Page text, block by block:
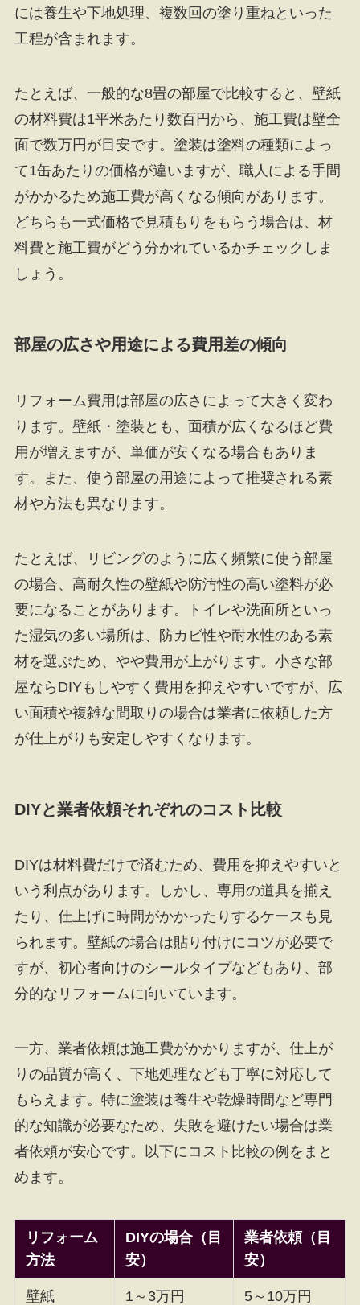
には養生や下地処理、複数回の塗り重ねといった
工程が含まれます。
たとえば、一般的な8畳の部屋で比較すると、壁紙
の材料費は1平米あたり数百円から、施工費は壁全
面で数万円が目安です。塗装は塗料の種類によっ
て1缶あたりの価格が違いますが、職人による手間
がかかるため施工費が高くなる傾向があります。
どちらも一式価格で見積もりをもらう場合は、材
料費と施工費がどう分かれているかチェックしま
しょう。
部屋の広さや用途による費用差の傾向
リフォーム費用は部屋の広さによって大きく変わ
ります。壁紙・塗装とも、面積が広くなるほど費
用が増えますが、単価が安くなる場合もありま
す。また、使う部屋の用途によって推奨される素
材や方法も異なります。
たとえば、リビングのように広く頻繁に使う部屋
の場合、高耐久性の壁紙や防汚性の高い塗料が必
要になることがあります。トイレや洗面所といっ
た湿気の多い場所は、防カビ性や耐水性のある素
材を選ぶため、やや費用が上がります。小さな部
屋ならDIYもしやすく費用を抑えやすいですが、広
い面積や複雑な間取りの場合は業者に依頼した方
が仕上がりも安定しやすくなります。
DIYと業者依頼それぞれのコスト比較
DIYは材料費だけで済むため、費用を抑えやすいと
いう利点があります。しかし、専用の道具を揃え
たり、仕上げに時間がかかったりするケースも見
られます。壁紙の場合は貼り付けにコツが必要で
すが、初心者向けのシールタイプなどもあり、部
分的なリフォームに向いています。
一方、業者依頼は施工費がかかりますが、仕上が
りの品質が高く、下地処理なども丁寧に対応して
もらえます。特に塗装は養生や乾燥時間など専門
的な知識が必要なため、失敗を避けたい場合は業
者依頼が安心です。以下にコスト比較の例をまと
めます。
リフォーム
方法
DIYの場合（目
安）
業者依頼（目
安）
壁紙 1～3万円 5～10万円